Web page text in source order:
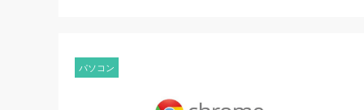
パソコン